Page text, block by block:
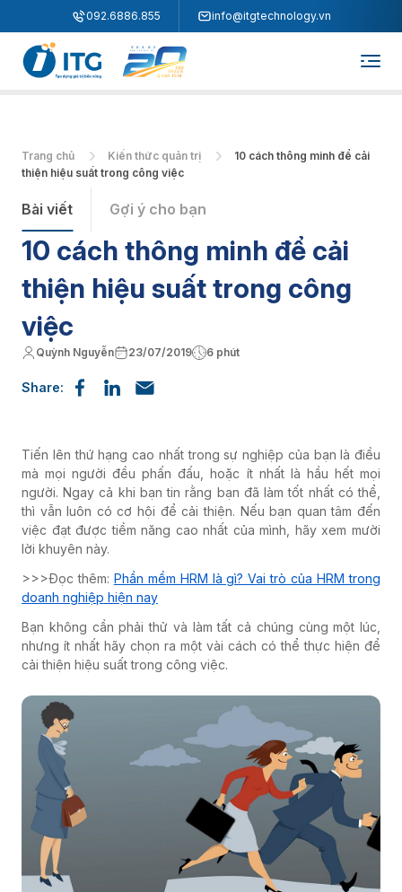
092.6886.855 info@itgtechnology.vn
Trang chủ Kiến thức quản trị
10 cách thông minh để cải
thiện hiệu suất trong công việc
Bài viết Gợi ý cho bạn
10 cách thông minh để cải
thiện hiệu suất trong công
việc
Quỳnh Nguyễn 23/07/2019 6 phút
Share:
Tiến lên thứ hạng cao nhất trong sự nghiệp của bạn là điều
mà mọi người đều phấn đấu, hoặc ít nhất là hầu hết mọi
người. Ngay cả khi bạn tin rằng bạn đã làm tốt nhất có thể,
thì vẫn luôn có cơ hội để cải thiện. Nếu bạn quan tâm đến
việc đạt được tiềm năng cao nhất của mình, hãy xem mười
lời khuyên này.
>>>Đọc thêm: Phần mềm HRM là gì? Vai trò của HRM trong
doanh nghiệp hiện nay
Bạn không cần phải thử và làm tất cả chúng cùng một lúc,
nhưng ít nhất hãy chọn ra một vài cách có thể thực hiện để
cải thiện hiệu suất trong công việc.